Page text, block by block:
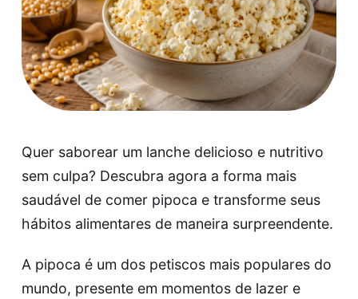
Quer saborear um lanche delicioso e nutritivo
sem culpa? Descubra agora a forma mais
saudável de comer pipoca e transforme seus
hábitos alimentares de maneira surpreendente.
A pipoca é um dos petiscos mais populares do
mundo, presente em momentos de lazer e